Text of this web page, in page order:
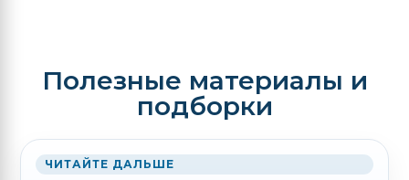
Полезные материалы и
подборки
ЧИТАЙТЕ ДАЛЬШЕ